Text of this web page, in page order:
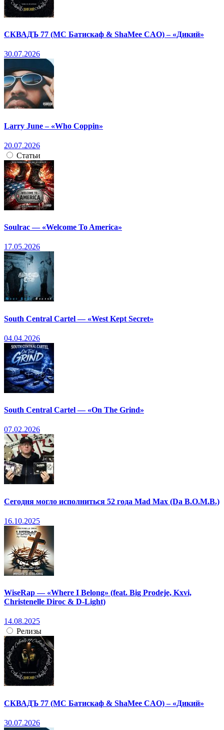
СКВАДЪ 77 (МС Батискаф & ShaMee CAO) – «Дикий»
30.07.2026
Larry June – «Who Coppin»
20.07.2026
Статьи
Soulrac — «Welcome To America»
17.05.2026
South Central Cartel — «West Kept Secret»
04.04.2026
South Central Cartel — «On The Grind»
07.02.2026
Сегодня могло исполниться 52 года Mad Max (Da B.O.M.B.)
16.10.2025
WiseRap — «Where I Belong» (feat. Big Prodeje, Kxvi,
Christenelle Diroc & D-Light)
14.08.2025
Релизы
СКВАДЪ 77 (МС Батискаф & ShaMee CAO) – «Дикий»
30.07.2026